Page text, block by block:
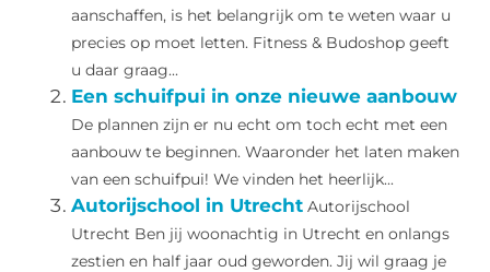
aanschaffen, is het belangrijk om te weten waar u
precies op moet letten. Fitness & Budoshop geeft
u daar graag...
Een schuifpui in onze nieuwe aanbouw
De plannen zijn er nu echt om toch echt met een
aanbouw te beginnen. Waaronder het laten maken
van een schuifpui! We vinden het heerlijk...
Autorijschool in Utrecht Autorijschool
Utrecht Ben jij woonachtig in Utrecht en onlangs
zestien en half jaar oud geworden. Jij wil graag je